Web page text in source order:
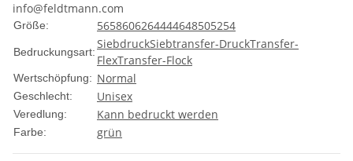
info@feldtmann.com
Größe: 5658606264444648505254
Bedruckungsart:
SiebdruckSiebtransfer-DruckTransfer-
FlexTransfer-Flock
Wertschöpfung: Normal
Geschlecht: Unisex
Veredlung: Kann bedruckt werden
Farbe: grün